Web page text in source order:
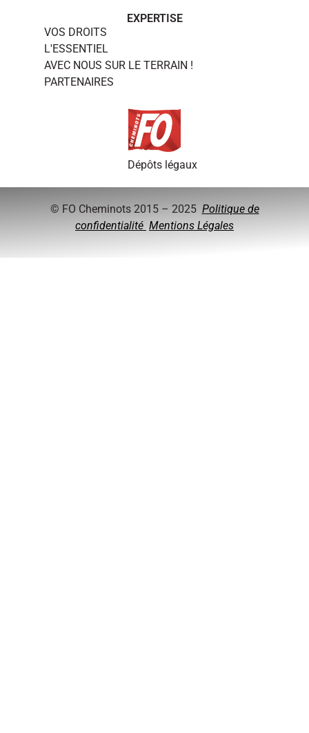
EXPERTISE
VOS DROITS
L'ESSENTIEL
AVEC NOUS SUR LE TERRAIN !
PARTENAIRES
Dépôts légaux
© FO Cheminots 2015 – 2025 Politique de
confidentialité Mentions Légales